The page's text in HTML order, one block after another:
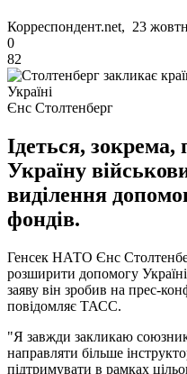
Корреспондент.net, 23
0
82
Єнс Столтенберг
Ідеться,
Україну
виділення
фондів.
Генсек НАТО Єнс
розширити допомогу
заяву він зробив на прес-
повідомляє ТАСС.
"Я завжди закликаю
направляти більше
підтримувати в рамках